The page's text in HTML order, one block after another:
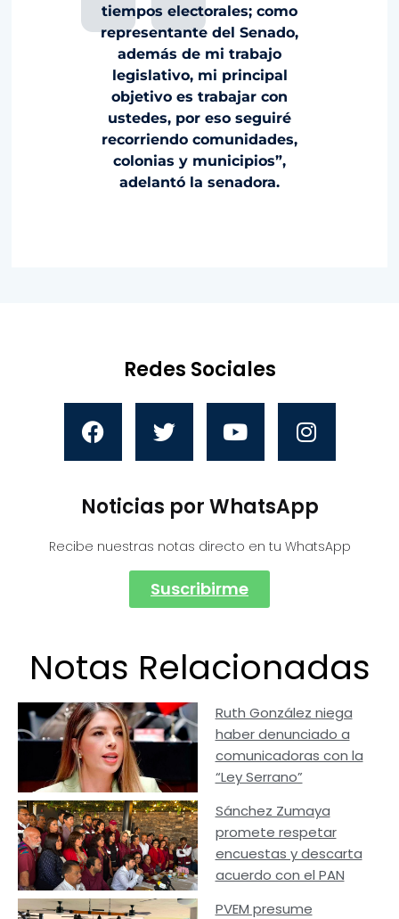
tiempos electorales; como
representante del Senado,
además de mi trabajo
legislativo, mi principal
objetivo es trabajar con
ustedes, por eso seguiré
recorriendo comunidades,
colonias y municipios”,
adelantó la senadora.
Redes Sociales
Noticias por WhatsApp
Recibe nuestras notas directo en tu WhatsApp
Suscribirme
Notas Relacionadas
Ruth González niega
haber denunciado a
comunicadoras con la
“Ley Serrano”
Sánchez Zumaya
promete respetar
encuestas y descarta
acuerdo con el PAN
PVEM presume